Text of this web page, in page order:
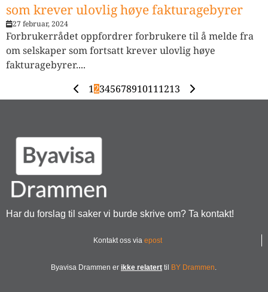
som krever ulovlig høye fakturagebyrer
27 februar, 2024
Forbrukerrådet oppfordrer forbrukere til å melde fra
om selskaper som fortsatt krever ulovlig høye
fakturagebyrer....
12345678910111213
Har du forslag til saker vi burde skrive om? Ta kontakt!
Kontakt oss via epost
Byavisa Drammen er ikke relatert til BY Drammen